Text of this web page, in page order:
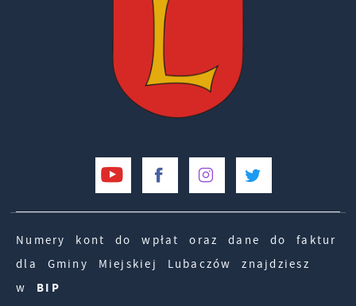
Numery kont do wpłat oraz dane do faktur
dla Gminy Miejskiej Lubaczów znajdziesz
w BIP